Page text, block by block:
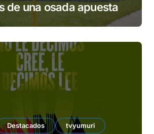
de una osada apuesta
Destacados tvyumuri